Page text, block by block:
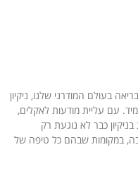
בעולם המודרני שלנו, ניקיון
עם עליית מודעות לאקלים,
כבר לא נוגעת רק
במקומות שבהם כל טיפה של